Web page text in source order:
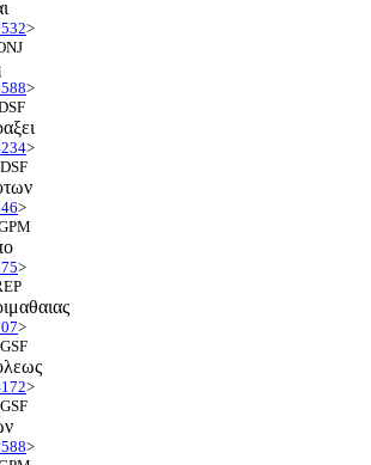
>
>
>
>
>
>
>
>